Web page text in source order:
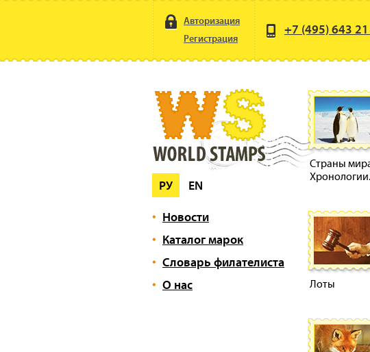
Авторизация
Регистрация
+7 (495) 643 21
РУ
EN
Новости
Каталог марок
Словарь филателиста
О нас
Страны
Хронологии.
Лоты